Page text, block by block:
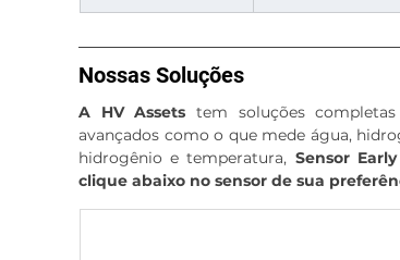
Nossas Soluções
A HV Assets tem soluções
avançados como o que mede água,
hidrogênio e temperatura, Sensor
clique abaixo no sensor de sua